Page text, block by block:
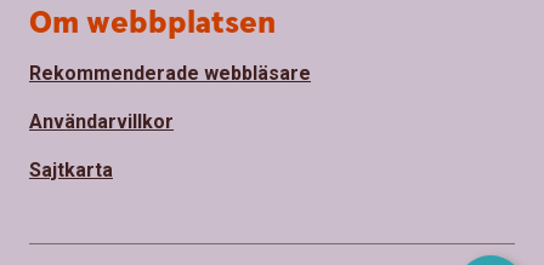
Om webbplatsen
Rekommenderade webbläsare
Användarvillkor
Sajtkarta